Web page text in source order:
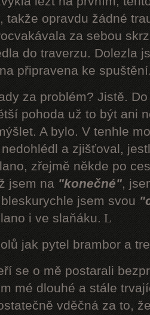
takže opravdu žádné
za sebou
do traverzu. Dolezla
připravena ke
za problém? Jistě.
pohoda už to být ani
A bylo. V tenhle
a zjišťoval,
zřejmě někde po
jsem na "konečné",
jsem svou
i ve slaňáku. L
jak pytel brambor a
se o mě postarali
mé dlouhé a stále
vděčná za to,